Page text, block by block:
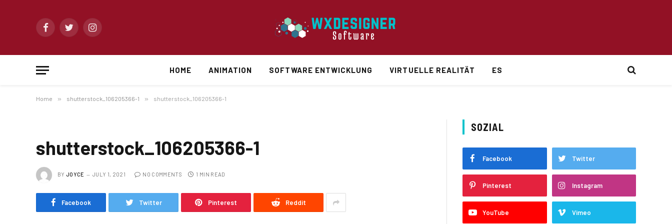
FacebookTwitterInstagram
HOME ANIMATION SOFTWARE ENTWICKLUNG VIRTUELLE REALITÄT ES
Home » shutterstock_106205366-1 » shutterstock_106205366-1
shutterstock_106205366-1
BY JOYCE JULY 1, 2021 NO COMMENTS 1 MIN READ
Facebook Twitter Pinterest Reddit
SOZIAL
Facebook Twitter
Pinterest Instagram
YouTube Vimeo